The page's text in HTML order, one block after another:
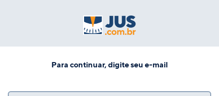
Para continuar, digite seu e-mail